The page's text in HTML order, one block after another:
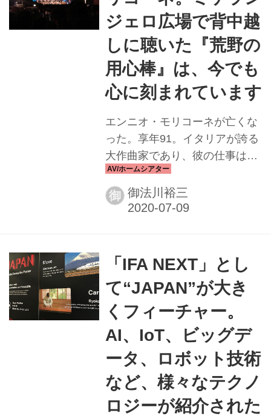
ジェロ広場で背中越
しに聴いた『荒野の
用心棒』は、今でも
心に刻まれています
エンニオ・モリコーネが亡くな
った。享年91。イタリアが誇る
大作曲家であり、彼の仕事は主
に映画音楽で知られている。 モ
リコーネは1928年、ローマ生ま
れ。国立アカデミア母体のサン
を手掛けたことがキャリアの事
始めであった。'50年代末から映
画音楽にも進出し、'60年代には
一連のマカロニ・ウェスタン作
品で頭角を表している。 モリコ
ーネが亡くなった翌日、たまさ
か本サイトではおなじみの潮晴
男さんにお会いする機会があっ
たのだが、潮さんは『荒野の用
心棒』（1964）をリアルに体験
御 御法川裕三
「IFA NEXT」とし
て“JAPAN”が大き
くフィーチャー。
AI、IoT、ビッグデ
ータ、ロボット技術
など、様々なテクノ
ロジーが紹介された